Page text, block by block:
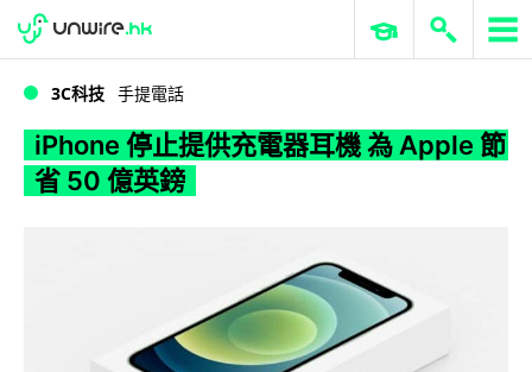
WWDC 2026 ERP 與商業 AI
3C科技 手提電話
iPhone 停止提供充電器耳機 為 Apple 節
省 50 億英鎊